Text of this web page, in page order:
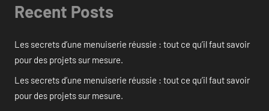
Recent Posts
Les secrets d’une menuiserie réussie : tout ce qu’il faut savoir
pour des projets sur mesure.
Les secrets d’une menuiserie réussie : tout ce qu’il faut savoir
pour des projets sur mesure.